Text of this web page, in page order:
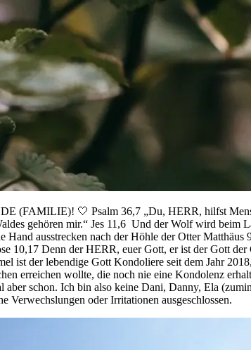
🤍 Psalm 36,7 „Du, HERR, hilfst
gehören mir.“ Jes 11,6 Und der Wolf wird
ausstrecken nach der Höhle der Otter
10,17 Denn der HERR, euer Gott, er ist der Gott
ist der lebendige Gott Kondoliere seit dem Jahr
erreichen wollte, die noch nie eine Kondolenz
aber schon. Ich bin also keine Dani, Danny, Ela
Verwechslungen oder Irritationen ausgeschlossen.